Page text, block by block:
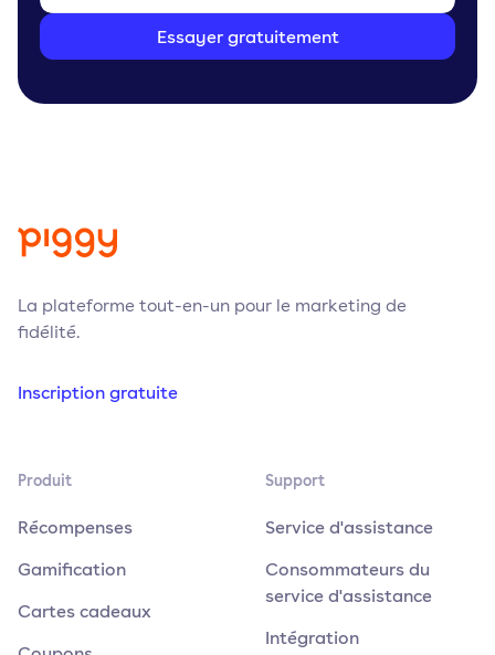
Essayer gratuitement
La plateforme tout-en-un pour le marketing de
fidélité.
Inscription gratuite
Produit
Récompenses
Gamification
Cartes cadeaux
Support
Service d'assistance
Consommateurs du
service d'assistance
Intégration